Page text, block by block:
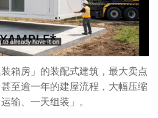
箱房」的装配式建筑，最大卖点
至逾一年的建屋流程，大幅压缩
输、一天组装」。